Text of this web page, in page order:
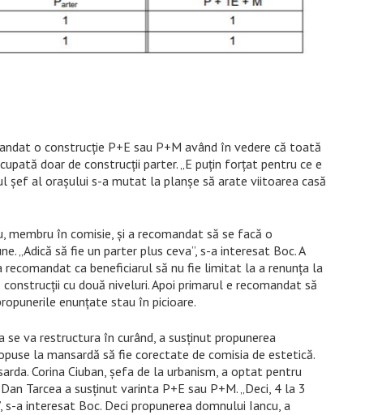
o construcție P+E sau P+M având în vedere că toată
doar de construcții parter. „E puțin forțat pentru ce e
șef al orașului s-a mutat la planșe să arate viitoarea casă
în comisie, și a recomandat să se facă o
„Adică să fie un parter plus ceva”, s-a interesat Boc. A
ca beneficiarul să nu fie limitat la a renunța la
cu două niveluri. Apoi primarul e recomandat să
enunțate stau în picioare.
se va restructura în curând, a susținut propunerea
la mansardă să fie corectate de comisia de estetică.
Corina Ciuban, șefa de la urbanism, a optat pentru
Tarcea a susținut varinta P+E sau P+M. „Deci, 4 la 3
a interesat Boc. Deci propunerea domnului Iancu, a